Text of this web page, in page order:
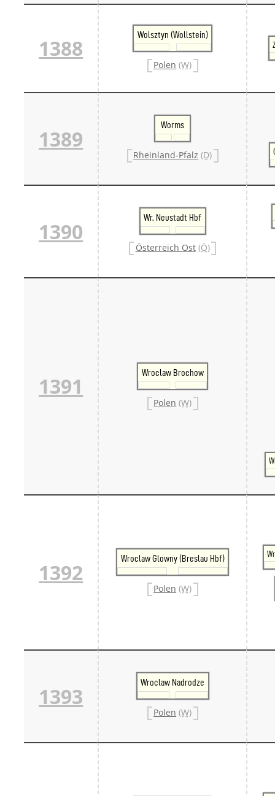
1388
Wolsztyn (Wollstein)
Polen (W)
1389
Worms
Rheinland-Pfalz (D)
1390
Wr. Neustadt Hbf
Österreich Ost (Ö)
1391
Wroclaw Brochow
Polen (W)
1392
Wroclaw Glowny (Breslau Hbf)
Polen (W)
1393
Wroclaw Nadrodze
Polen (W)